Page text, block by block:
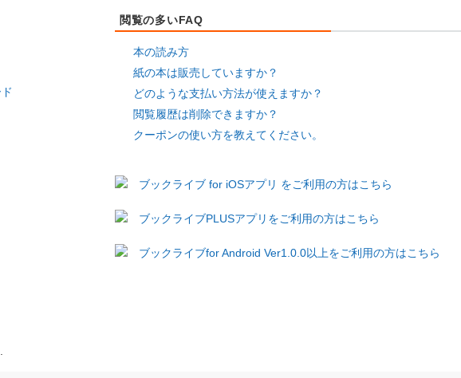
閲覧の多いFAQ
本の読み方
紙の本は販売していますか？
どのような支払い方法が使えますか？
閲覧履歴は削除できますか？
クーポンの使い方を教えてください。
ブックライブ for iOSアプリ をご利用の方はこちら
ブックライブPLUSアプリをご利用の方はこちら
ブックライブfor Android Ver1.0.0以上をご利用の方はこちら